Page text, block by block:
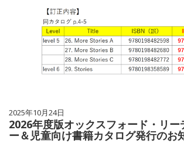
2025年10月24日
2026年度版オックスフォード・リー
ー＆児童向け書籍カタログ発行のお